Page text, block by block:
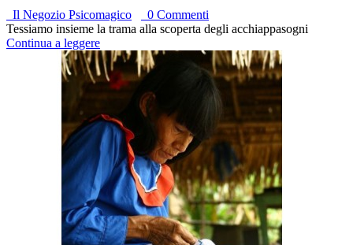
Il Negozio Psicomagico
0 Commenti
Tessiamo insieme la trama alla scoperta degli acchiappasogni
Continua a leggere